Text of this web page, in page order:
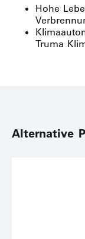
Hohe
Truma
Alternative